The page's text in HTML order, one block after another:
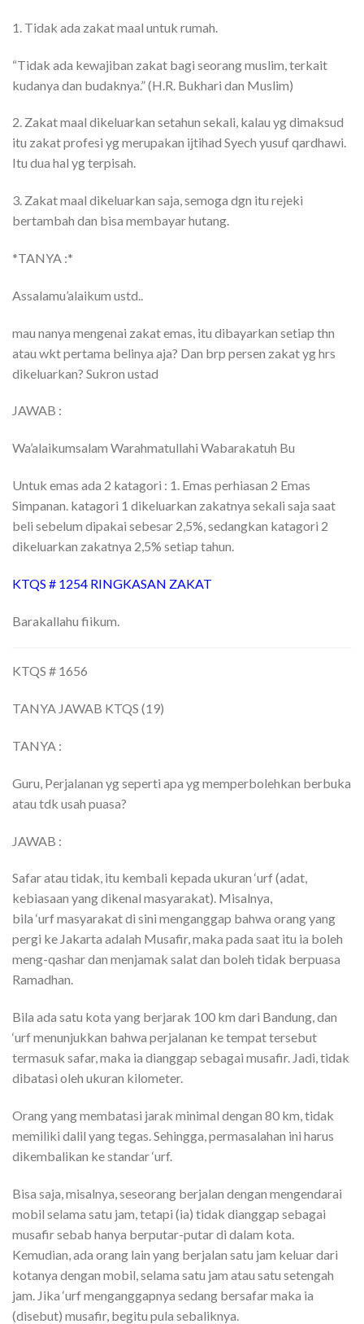
1. Tidak ada zakat maal untuk rumah.
“Tidak ada kewajiban zakat bagi seorang muslim, terkait
kudanya dan budaknya.” (H.R. Bukhari dan Muslim)
2. Zakat maal dikeluarkan setahun sekali, kalau yg dimaksud
itu zakat profesi yg merupakan ijtihad Syech yusuf qardhawi.
Itu dua hal yg terpisah.
3. Zakat maal dikeluarkan saja, semoga dgn itu rejeki
bertambah dan bisa membayar hutang.
*TANYA :*
Assalamu’alaikum ustd..
mau nanya mengenai zakat emas, itu dibayarkan setiap thn
atau wkt pertama belinya aja? Dan brp persen zakat yg hrs
dikeluarkan? Sukron ustad
JAWAB :
Wa’alaikumsalam Warahmatullahi Wabarakatuh Bu
Untuk emas ada 2 katagori : 1. Emas perhiasan 2 Emas
Simpanan. katagori 1 dikeluarkan zakatnya sekali saja saat
beli sebelum dipakai sebesar 2,5%, sedangkan katagori 2
dikeluarkan zakatnya 2,5% setiap tahun.
KTQS # 1254 RINGKASAN ZAKAT
Barakallahu fiikum.
KTQS # 1656
TANYA JAWAB KTQS (19)
TANYA :
Guru, Perjalanan yg seperti apa yg memperbolehkan berbuka
atau tdk usah puasa?
JAWAB :
Safar atau tidak, itu kembali kepada ukuran ‘urf(adat,
kebiasaan yang dikenal masyarakat). Misalnya,
bila ‘urfmasyarakat di sini menganggap bahwa orang yang
pergi ke Jakarta adalah Musafir, maka pada saat itu ia boleh
meng-qashar dan menjamak salat dan boleh tidak berpuasa
Ramadhan.
Bila ada satu kota yang berjarak 100 km dari Bandung, dan
‘urf menunjukkan bahwa perjalanan ke tempat tersebut
termasuk safar, maka ia dianggap sebagai musafir. Jadi, tidak
dibatasi oleh ukuran kilometer.
Orang yang membatasi jarak minimal dengan 80 km, tidak
memiliki dalil yang tegas. Sehingga, permasalahan ini harus
dikembalikan ke standar‘urf.
Bisa saja, misalnya, seseorang berjalan dengan mengendarai
mobil selama satu jam, tetapi (ia) tidak dianggap sebagai
musafir sebab hanya berputar-putar di dalam kota.
Kemudian, ada orang lain yang berjalan satu jam keluar dari
kotanya dengan mobil, selama satu jam atau satu setengah
jam. Jika ‘urf menganggapnya sedang bersafar maka ia
(disebut) musafir, begitu pula sebaliknya.